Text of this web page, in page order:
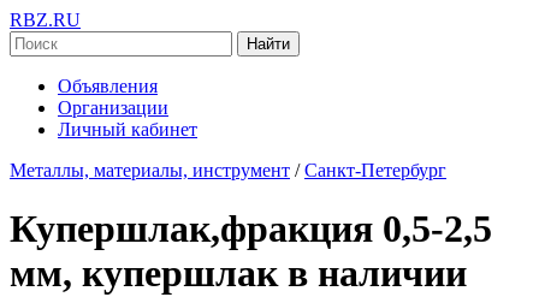
RBZ.RU
Найти
Объявления
Организации
Личный кабинет
Металлы, материалы, инструмент / Санкт-Петербург
Купершлак,фракция 0,5-2,5
мм, купершлак в наличии